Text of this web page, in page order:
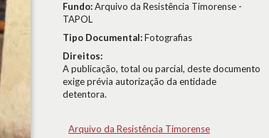
Fundo:Arquivo da Resistência Timorense -
TAPOL
Tipo Documental:Fotografias
Direitos:
A publicação, total ou parcial, deste documento
exige prévia autorização da entidade
detentora.
Arquivo da Resistência Timorense